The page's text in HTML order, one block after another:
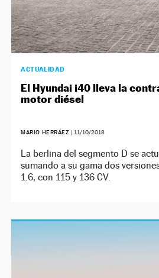
ACTUALIDAD
El Hyundai i40 lleva la
motor diésel
MARIO HERRÁEZ | 11/10/2018
La berlina del segmento D se
sumando a su gama dos
1.6, con 115 y 136 CV.